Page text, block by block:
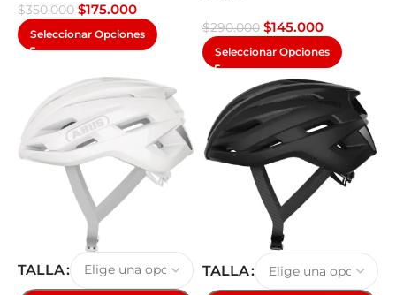
$350.000 $175.000
Seleccionar Opciones $290.000 $145.000
Seleccionar Opciones
TALLA TALLA